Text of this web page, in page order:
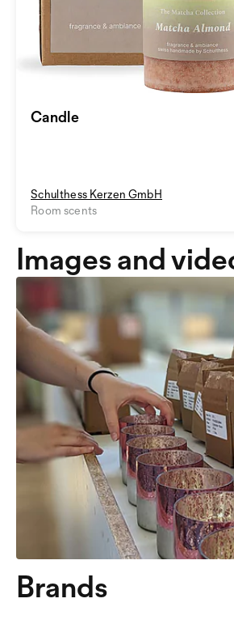
Candle
Schulthess Kerzen GmbH
Room scents
Images and
Brands